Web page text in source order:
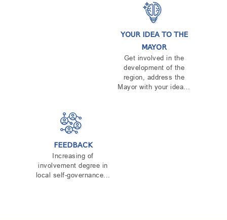
YOUR IDEA TO THE
MAYOR
Get involved in the
development of the
region, address the
Mayor with your idea…
FEEDBACK
Increasing of
involvement degree in
local self-governance...